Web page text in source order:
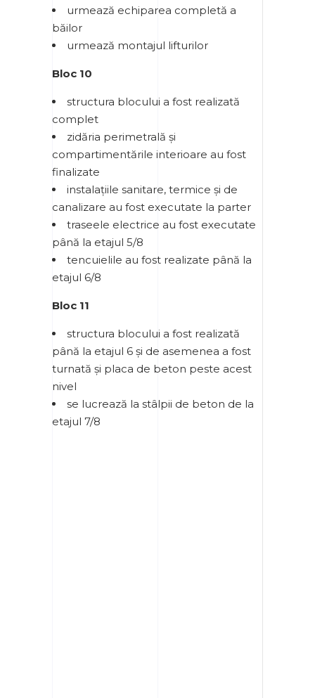
urmează echiparea completă a
băilor
urmează montajul lifturilor
Bloc 10
structura blocului a fost realizată
complet
zidăria perimetrală și
compartimentările interioare au fost
finalizate
instalațiile sanitare, termice și de
canalizare au fost executate la parter
traseele electrice au fost executate
până la etajul 5/8
tencuielile au fost realizate până la
etajul 6/8
Bloc 11
structura blocului a fost realizată
până la etajul 6 și de asemenea a fost
turnată și placa de beton peste acest
nivel
se lucrează la stâlpii de beton de la
etajul 7/8